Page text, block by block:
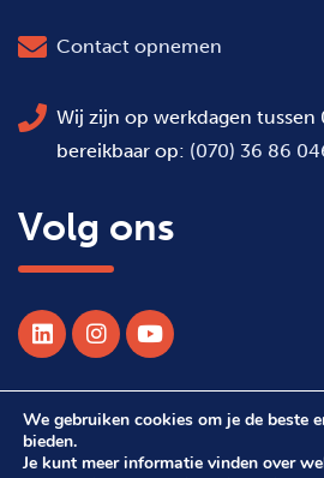
Contact opnemen
Wij zijn op werkdagen
bereikbaar op: (070) 36 86
Volg ons
© 2026 Alle rechten voorbehouden
We gebruiken cookies om je de beste
bieden.
Je kunt meer informatie vinden over